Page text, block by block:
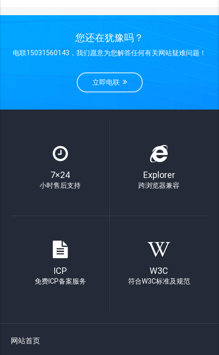
您还在犹豫吗？
电联15031560143，我们愿意为您解答任何有关网站疑难问题！
立即电联
7×24
小时售后支持
Explorer
跨浏览器兼容
ICP
免费ICP备案服务
W3C
符合W3C标准及规范
网站首页